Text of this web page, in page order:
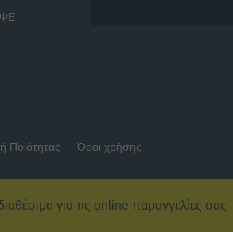
Ποιότητας Όροι χρήσης
για τις online παραγγελίες σας